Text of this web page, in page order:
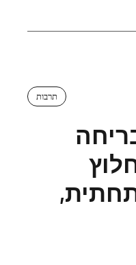
תרבות